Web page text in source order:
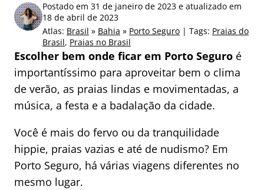
p
o
:
Postado em 31 de janeiro de 2023 e atualizado em
18 de abril de 2023
Atlas: Brasil » Bahia » Porto Seguro | Tags: Praias do
Brasil, Praias no Brasil
Escolher bem onde ficar em Porto Seguro é
importantíssimo para aproveitar bem o clima
de verão, as praias lindas e movimentadas, a
música, a festa e a badalação da cidade.
Você é mais do fervo ou da tranquilidade
hippie, praias vazias e até de nudismo? Em
Porto Seguro, há várias viagens diferentes no
mesmo lugar.